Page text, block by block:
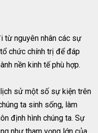
từ nguyên nhân các sự
chức chính trị để đáp
nền kinh tế phù hợp.
sử một số sự kiện trên
ta sinh sống, làm
định hình chúng ta. Sự